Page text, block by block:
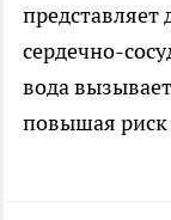
сердечно-
вода
повышая риск